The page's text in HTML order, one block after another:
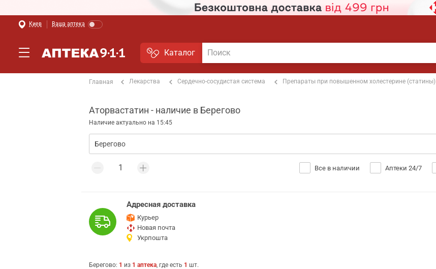
Киев Ваша аптека
Каталог
Главная Лекарства Сердечно-сосудистая система Препараты при повышенном холестерине (статины)
Аторвастатин - наличие в Берегово
Наличие актуально на 15:45
Все в наличии Аптеки 24/7
Адресная доставка
Курьер
Новая почта
Укрпошта
Берегово: 1 из 1 аптека, где есть 1 шт.